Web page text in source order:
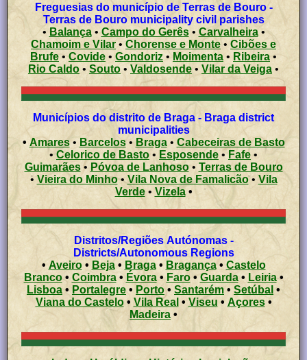
Freguesias do município de Terras de Bouro -
Terras de Bouro municipality civil parishes
• Balança• Campo do Gerês• Carvalheira•
Chamoim e Vilar •Chorense e Monte • Cibões e
Brufe • Covide • Gondoriz • Moimenta • Ribeira •
Rio Caldo • Souto • Valdosende • Vilar da Veiga •
Municípios do distrito de Braga - Braga district
municipalities
• Amares• Barcelos• Braga• Cabeceiras de Basto
• Celorico de Basto • Esposende • Fafe •
Guimarães• Póvoa de Lanhoso• Terras de Bouro
• Vieira do Minho•Vila Nova de Famalicão• Vila
Verde• Vizela •
Distritos/Regiões Autónomas -
Districts/Autonomous Regions
•Aveiro• Beja• Braga• Bragança• Castelo
Branco• Coimbra• Évora• Faro•Guarda• Leiria•
Lisboa •Portalegre • Porto • Santarém • Setúbal •
Viana do Castelo• Vila Real • Viseu • Açores•
Madeira •